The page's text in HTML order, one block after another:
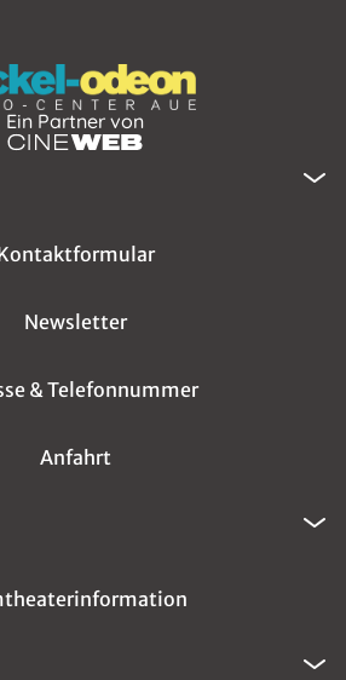
Ein Partner von
Newsletter
& Telefonnummer
Anfahrt